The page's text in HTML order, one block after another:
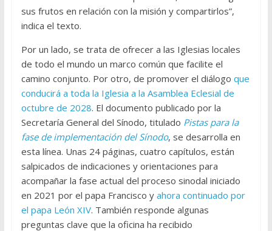
sus frutos en relación con la misión y compartirlos”,
indica el texto.
Por un lado, se trata de ofrecer a las Iglesias locales
de todo el mundo un marco común que facilite el
camino conjunto. Por otro, de promover el diálogo que
conducirá a toda la Iglesia a la Asamblea Eclesial de
octubre de 2028. El documento publicado por la
Secretaría General del Sínodo, titulado Pistas para la
fase de implementación del Sínodo, se desarrolla en
esta línea. Unas 24 páginas, cuatro capítulos, están
salpicados de indicaciones y orientaciones para
acompañar la fase actual del proceso sinodal iniciado
en 2021 por el papa Francisco y ahora continuado por
el papa León XIV. También responde algunas
preguntas clave que la oficina ha recibido